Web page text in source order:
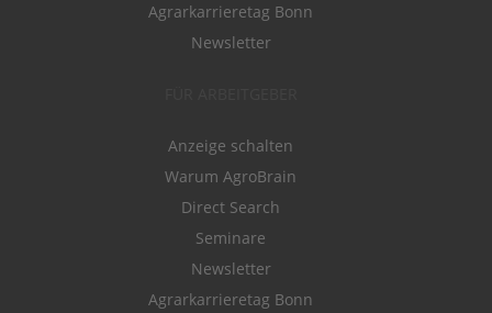
Agrarkarrieretag Bonn
Newsletter
Anzeige schalten
Warum AgroBrain
Direct Search
Seminare
Newsletter
Agrarkarrieretag Bonn